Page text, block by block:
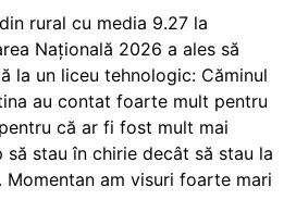
rural cu media 9.27 la
Națională 2026 a ales să
la un liceu tehnologic: Căminul
au contat foarte mult pentru
că ar fi fost mult mai
să stau în chirie decât să stau la
Momentan am visuri foarte mari